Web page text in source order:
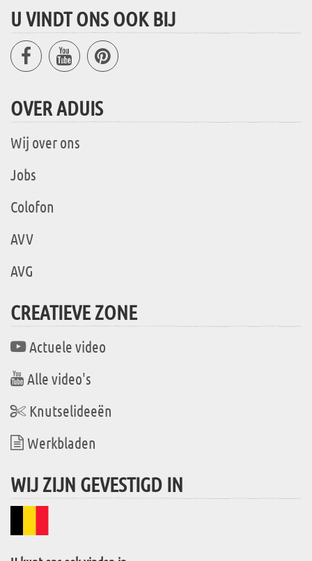
U VINDT ONS OOK BIJ
OVER ADUIS
Wij over ons
Jobs
Colofon
AVV
AVG
CREATIEVE ZONE
Actuele video
Alle video's
Knutselideeën
Werkbladen
WIJ ZIJN GEVESTIGD IN